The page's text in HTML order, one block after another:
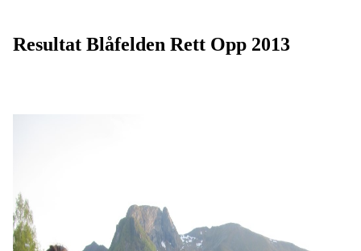
Resultat Blåfelden Rett Opp 2013